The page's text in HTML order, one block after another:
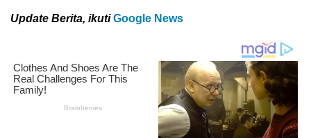
Update Berita, ikutiGoogle News